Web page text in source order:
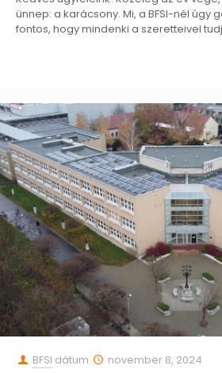
ünnep: a karácsony. Mi, a BFSI-nél úgy
fontos, hogy mindenki a szeretteivel
BFSI dátum
november 8, 2024